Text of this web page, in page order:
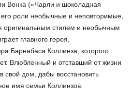
Вонка («Чарли и шоколадная
роли необычные и неповторимые,
оригинальным стилем и необычным
главного героя,
Барнабаса Коллинза, которого
Влюбленный и отставший от жизни
свой дом, дабы восстановить
имя семьи Коллинзов.